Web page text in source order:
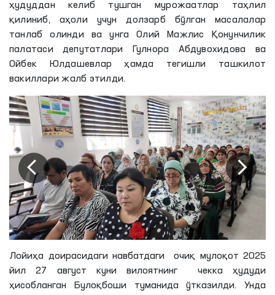
ҳудуддан келиб тушган мурожаатлар таҳлил
қилиниб, аҳоли учун долзарб бўлган масалалар
танлаб олинди ва унга Олий Мажлис Қонунчилик
палатаси депутатлари Гулнора Абдувохидова ва
Ойбек Юлдашевлар ҳамда тегишли ташкилот
вакиллари жалб этилди.
Лойиҳа доирасидаги навбатдаги очиқ мулоқот 2025
йил 27 август куни вилоятнинг чекка ҳудуди
ҳисобланган Булоқбоши туманида ўтказилди. Унда